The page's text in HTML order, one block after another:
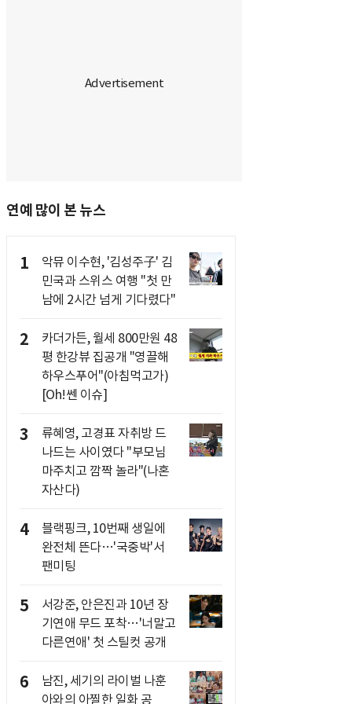
연예 많이 본 뉴스
1
악뮤 이수현, '김성주子' 김
민국과 스위스 여행 "첫 만
남에 2시간 넘게 기다렸다"
2
카더가든, 월세 800만원 48
평 한강뷰 집공개 "영끌해
하우스푸어"(아침먹고가)
[Oh!쎈 이슈]
3
류혜영, 고경표 자취방 드
나드는 사이였다 "부모님
마주치고 깜짝 놀라"(나혼
자산다)
4
블랙핑크, 10번째 생일에
완전체 뜬다…'국중박'서
팬미팅
5
서강준, 안은진과 10년 장
기연애 무드 포착…'너말고
다른연애' 첫 스틸컷 공개
6
남진, 세기의 라이벌 나훈
아와의 아찔한 일화 공